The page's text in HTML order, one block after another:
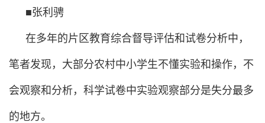
■张利骋
在多年的片区教育综合督导评估和试卷分析中，
笔者发现，大部分农村中小学生不懂实验和操作，不
会观察和分析，科学试卷中实验观察部分是失分最多
的地方。